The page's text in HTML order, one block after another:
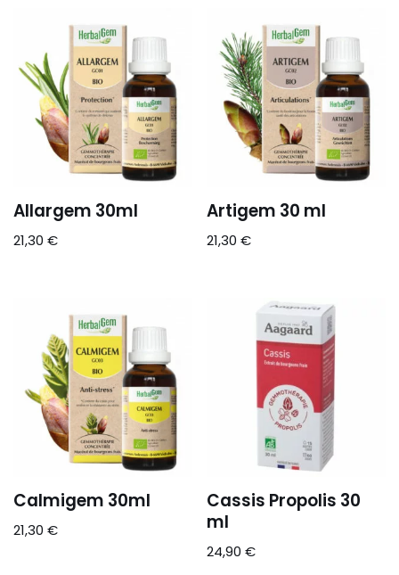
Allargem 30ml
21,30 €
Artigem 30 ml
21,30€
Calmigem 30ml
21,30 €
Cassis Propolis 30
ml
24,90€